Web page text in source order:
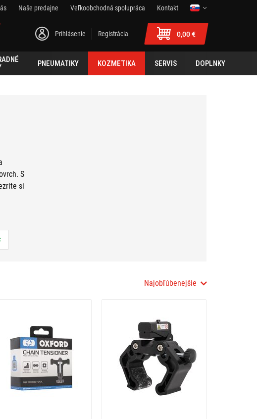
Naše predajne Veľkoobchodná spolupráca
Kontakt
Prihlásenie
Registrácia 0,00 €
PNEUMATIKY KOZMETIKA SERVIS DOPLNKY
S
si
Najobľúbenejšie